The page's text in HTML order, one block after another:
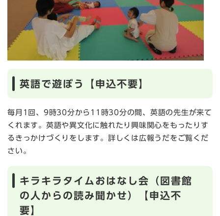
英語で遊ぼう【申込不要】
毎月1回、9時30分から11時30分の間、英語の先生が来て
くれます。英語や異文化に触れたり興味関心をもったりす
るきっかけづくりをします。詳しくは広報うだをご覧くだ
さい。​
キラキラタイムおはなし会（図書館
の人からの読み聞かせ）【申込不
要】